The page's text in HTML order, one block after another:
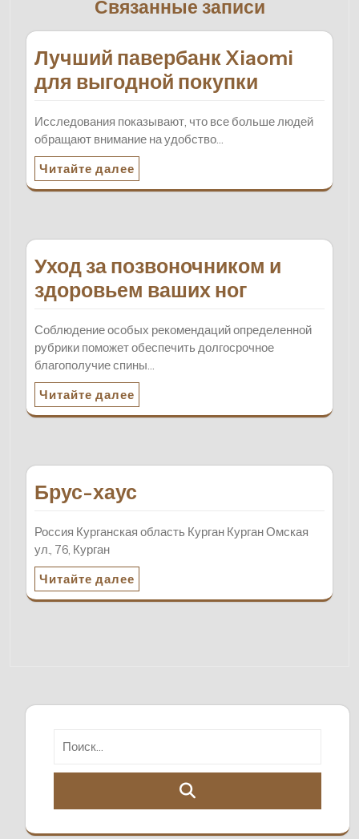
Связанные записи
Лучший павербанк Xiaomi
для выгодной покупки
Исследования показывают, что все больше людей
обращают внимание на удобство…
Читайте далее
Уход за позвоночником и
здоровьем ваших ног
Соблюдение особых рекомендаций определенной
рубрики поможет обеспечить долгосрочное
благополучие спины…
Читайте далее
Брус-хаус
Россия Курганская область Курган Курган Омская
ул., 76, Курган
Читайте далее